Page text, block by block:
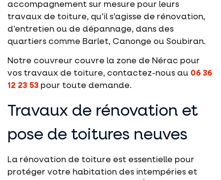
accompagnement sur mesure pour leurs
travaux de toiture, qu’il s’agisse de rénovation,
d’entretien ou de dépannage, dans des
quartiers comme Barlet, Canonge ou Soubiran.
Notre couvreur couvre la zone de Nérac pour
vos travaux de toiture, contactez-nous au 06 36
12 23 53 pour toute demande.
Travaux de rénovation et
pose de toitures neuves
La rénovation de toiture est essentielle pour
protéger votre habitation des intempéries et